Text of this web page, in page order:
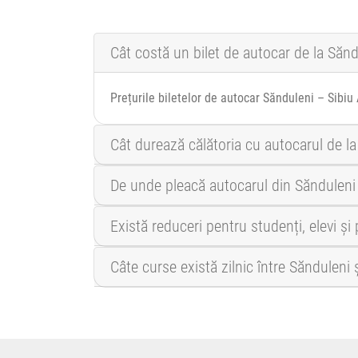
Cât costă un bilet de autocar de la
Prețurile biletelor de autocar Sănduleni –
Cât durează călătoria cu autocarul de
De unde pleacă autocarul din
Există reduceri pentru studenți, elevi
Câte curse există zilnic între Sănduleni